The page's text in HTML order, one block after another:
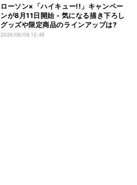
ローソン×「ハイキュー!!」キャンペー
ンが8月11日開始 - 気になる描き下ろし
グッズや限定商品のラインアップは?
2026/08/06 12:48